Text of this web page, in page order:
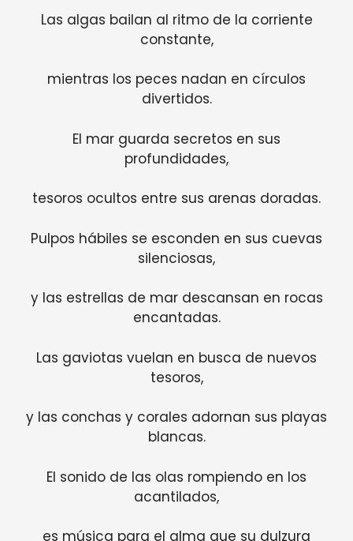
Las algas bailan al ritmo de la corriente
constante,
mientras los peces nadan en círculos
divertidos.
El mar guarda secretos en sus
profundidades,
tesoros ocultos entre sus arenas doradas.
Pulpos hábiles se esconden en sus cuevas
silenciosas,
y las estrellas de mar descansan en rocas
encantadas.
Las gaviotas vuelan en busca de nuevos
tesoros,
y las conchas y corales adornan sus playas
blancas.
El sonido de las olas rompiendo en los
acantilados,
es música para el alma que su dulzura